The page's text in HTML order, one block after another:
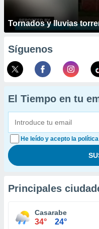
Tornados y lluvias
Síguenos
El Tiempo en tu
He leído y acepto la
Principales
Casarabe
34° 24°